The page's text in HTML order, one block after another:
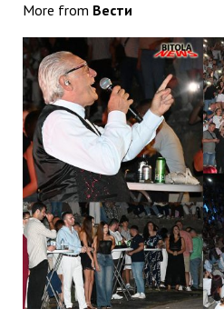
More from Вести